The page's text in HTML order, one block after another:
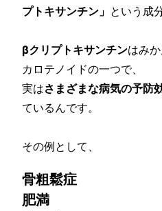
プトキサンチン」 という成分
βクリプトキサンチンはみ
カロテノイドの一つで、
実はさまざまな病気の予防
ているんです。
その例として、
骨粗鬆症
肥満